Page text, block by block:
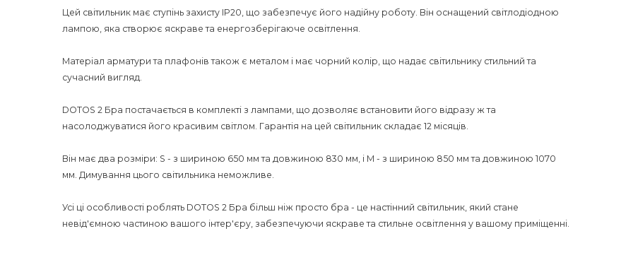
Цей світильник має ступінь захисту IP20, що забезпечує його надійну роботу. Він оснащений світлодіодною
лампою, яка створює яскраве та енергозберігаюче освітлення.
Матеріал арматури та плафонів також є металом і має чорний колір, що надає світильнику стильний та
сучасний вигляд.
DOTOS 2 Бра постачається в комплекті з лампами, що дозволяє встановити його відразу ж та
насолоджуватися його красивим світлом. Гарантія на цей світильник складає 12 місяців.
Він має два розміри: S - з шириною 650 мм та довжиною 830 мм, і M - з шириною 850 мм та довжиною 1070
мм. Димування цього світильника неможливе.
Усі ці особливості роблять DOTOS 2 Бра більш ніж просто бра - це настінний світильник, який стане
невід'ємною частиною вашого інтер'єру, забезпечуючи яскраве та стильне освітлення у вашому приміщенні.